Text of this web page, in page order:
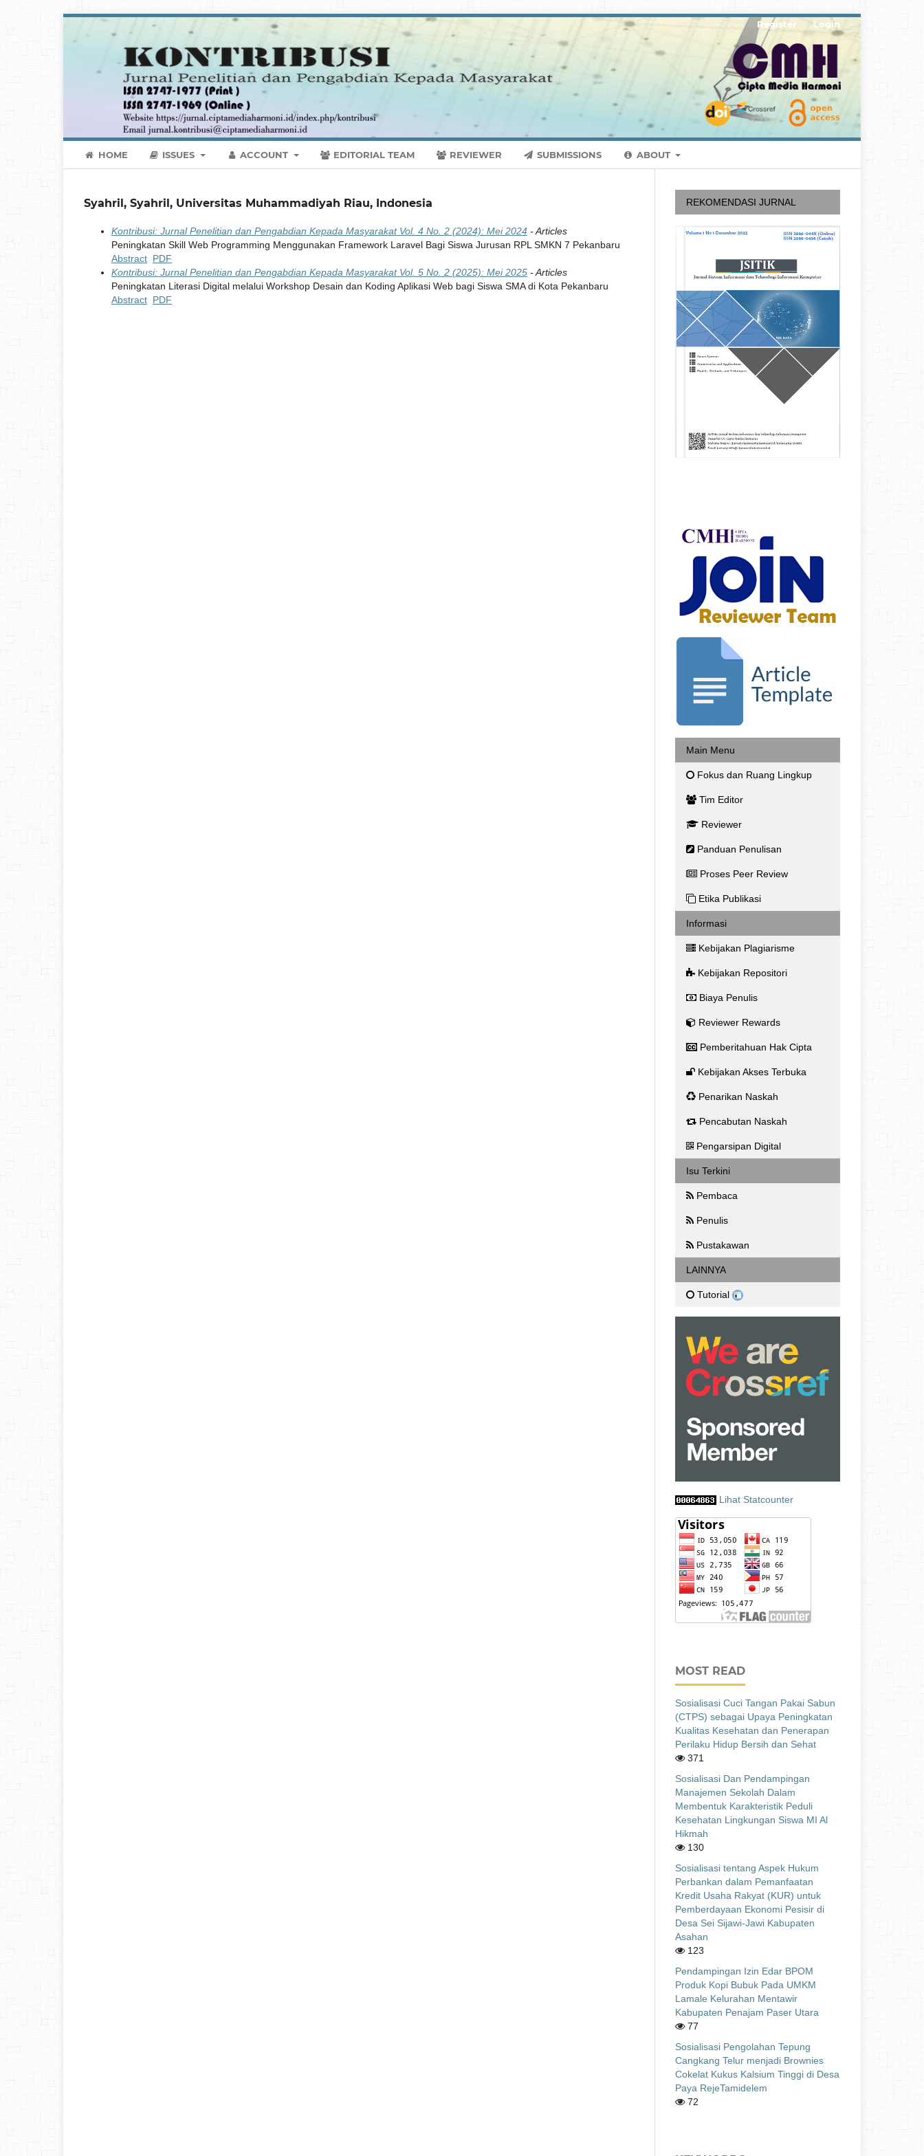
HOME ISSUES ACCOUNT EDITORIAL TEAM REVIEWER SUBMISSIONS ABOUT
Register Login
Syahril, Syahril, Universitas Muhammadiyah Riau, Indonesia
Kontribusi: Jurnal Penelitian dan Pengabdian Kepada Masyarakat Vol. 4 No. 2 (2024): Mei 2024 - Articles
Peningkatan Skill Web Programming Menggunakan Framework Laravel Bagi Siswa Jurusan RPL SMKN 7 Pekanbaru
Abstract PDF
Kontribusi: Jurnal Penelitian dan Pengabdian Kepada Masyarakat Vol. 5 No. 2 (2025): Mei 2025 - Articles
Peningkatan Literasi Digital melalui Workshop Desain dan Koding Aplikasi Web bagi Siswa SMA di Kota Pekanbaru
Abstract PDF
REKOMENDASI JURNAL
Main Menu
Fokus dan Ruang Lingkup
Tim Editor
Reviewer
Panduan Penulisan
Proses Peer Review
Etika Publikasi
Informasi
Kebijakan Plagiarisme
Kebijakan Repositori
Biaya Penulis
Reviewer Rewards
Pemberitahuan Hak Cipta
Kebijakan Akses Terbuka
Penarikan Naskah
Pencabutan Naskah
Pengarsipan Digital
Isu Terkini
Pembaca
Penulis
Pustakawan
LAINNYA
Tutorial
Lihat Statcounter
MOST READ
Sosialisasi Cuci Tangan Pakai Sabun
(CTPS) sebagai Upaya Peningkatan
Kualitas Kesehatan dan Penerapan
Perilaku Hidup Bersih dan Sehat
371
Sosialisasi Dan Pendampingan
Manajemen Sekolah Dalam
Membentuk Karakteristik Peduli
Kesehatan Lingkungan Siswa MI Al
Hikmah
130
Sosialisasi tentang Aspek Hukum
Perbankan dalam Pemanfaatan
Kredit Usaha Rakyat (KUR) untuk
Pemberdayaan Ekonomi Pesisir di
Desa Sei Sijawi-Jawi Kabupaten
Asahan
123
Pendampingan Izin Edar BPOM
Produk Kopi Bubuk Pada UMKM
Lamale Kelurahan Mentawir
Kabupaten Penajam Paser Utara
77
Sosialisasi Pengolahan Tepung
Cangkang Telur menjadi Brownies
Cokelat Kukus Kalsium Tinggi di Desa
Paya RejeTamidelem
72